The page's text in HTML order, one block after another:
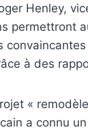
Henley,
permettront
à des
«
a connu